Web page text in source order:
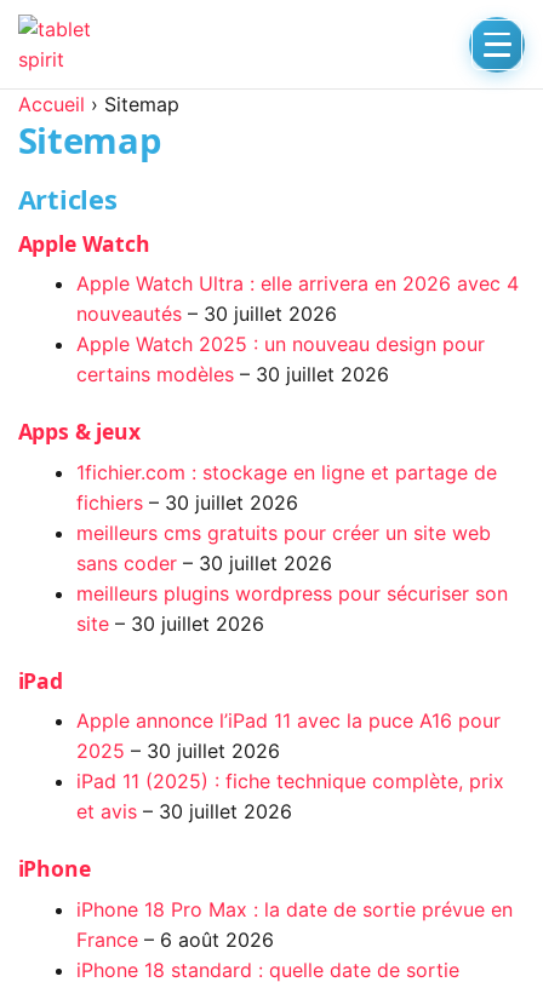
Accueil › Sitemap
Sitemap
Articles
Apple Watch
Apple Watch Ultra : elle arrivera en 2026 avec 4
nouveautés– 30 juillet 2026
Apple Watch 2025 : un nouveau design pour
certains modèles– 30 juillet 2026
Apps & jeux
1fichier.com : stockage en ligne et partage de
fichiers– 30 juillet 2026
meilleurs cms gratuits pour créer un site web
sans coder– 30 juillet 2026
meilleurs plugins wordpress pour sécuriser son
site– 30 juillet 2026
iPad
Apple annonce l’iPad 11 avec la puce A16 pour
2025 – 30 juillet 2026
iPad 11 (2025) : fiche technique complète, prix
et avis– 30 juillet 2026
iPhone
iPhone 18 Pro Max : la date de sortie prévue en
France– 6 août 2026
iPhone 18 standard : quelle date de sortie